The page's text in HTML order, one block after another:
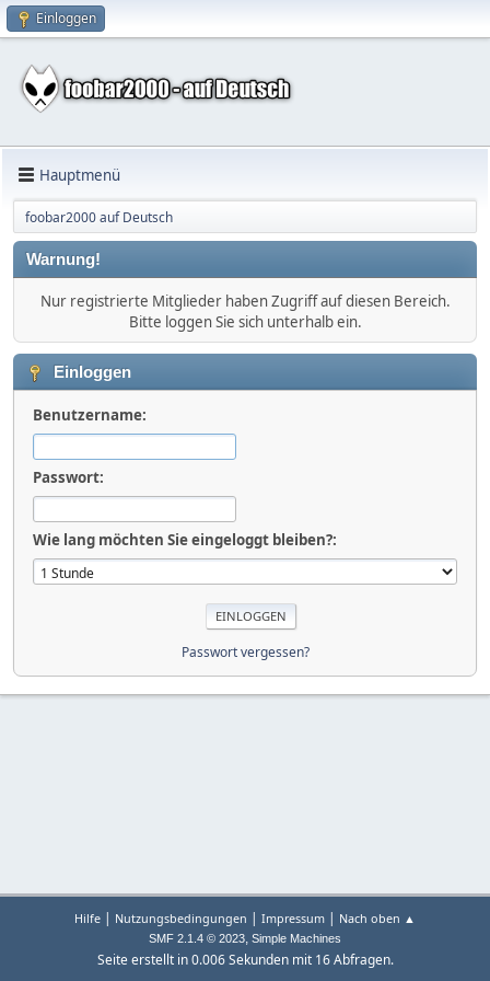
Einloggen
Hauptmenü
foobar2000 auf Deutsch
Warnung!
Nur registrierte Mitglieder haben Zugriff auf diesen Bereich.
Bitte loggen Sie sich unterhalb ein.
Einloggen
Benutzername:
Passwort:
Wie lang möchten Sie eingeloggt bleiben?:
Passwort vergessen?
Hilfe | Nutzungsbedingungen | Impressum | Nach oben ▲
SMF 2.1.4 © 2023, Simple Machines
Seite erstellt in 0.006 Sekunden mit 16 Abfragen.